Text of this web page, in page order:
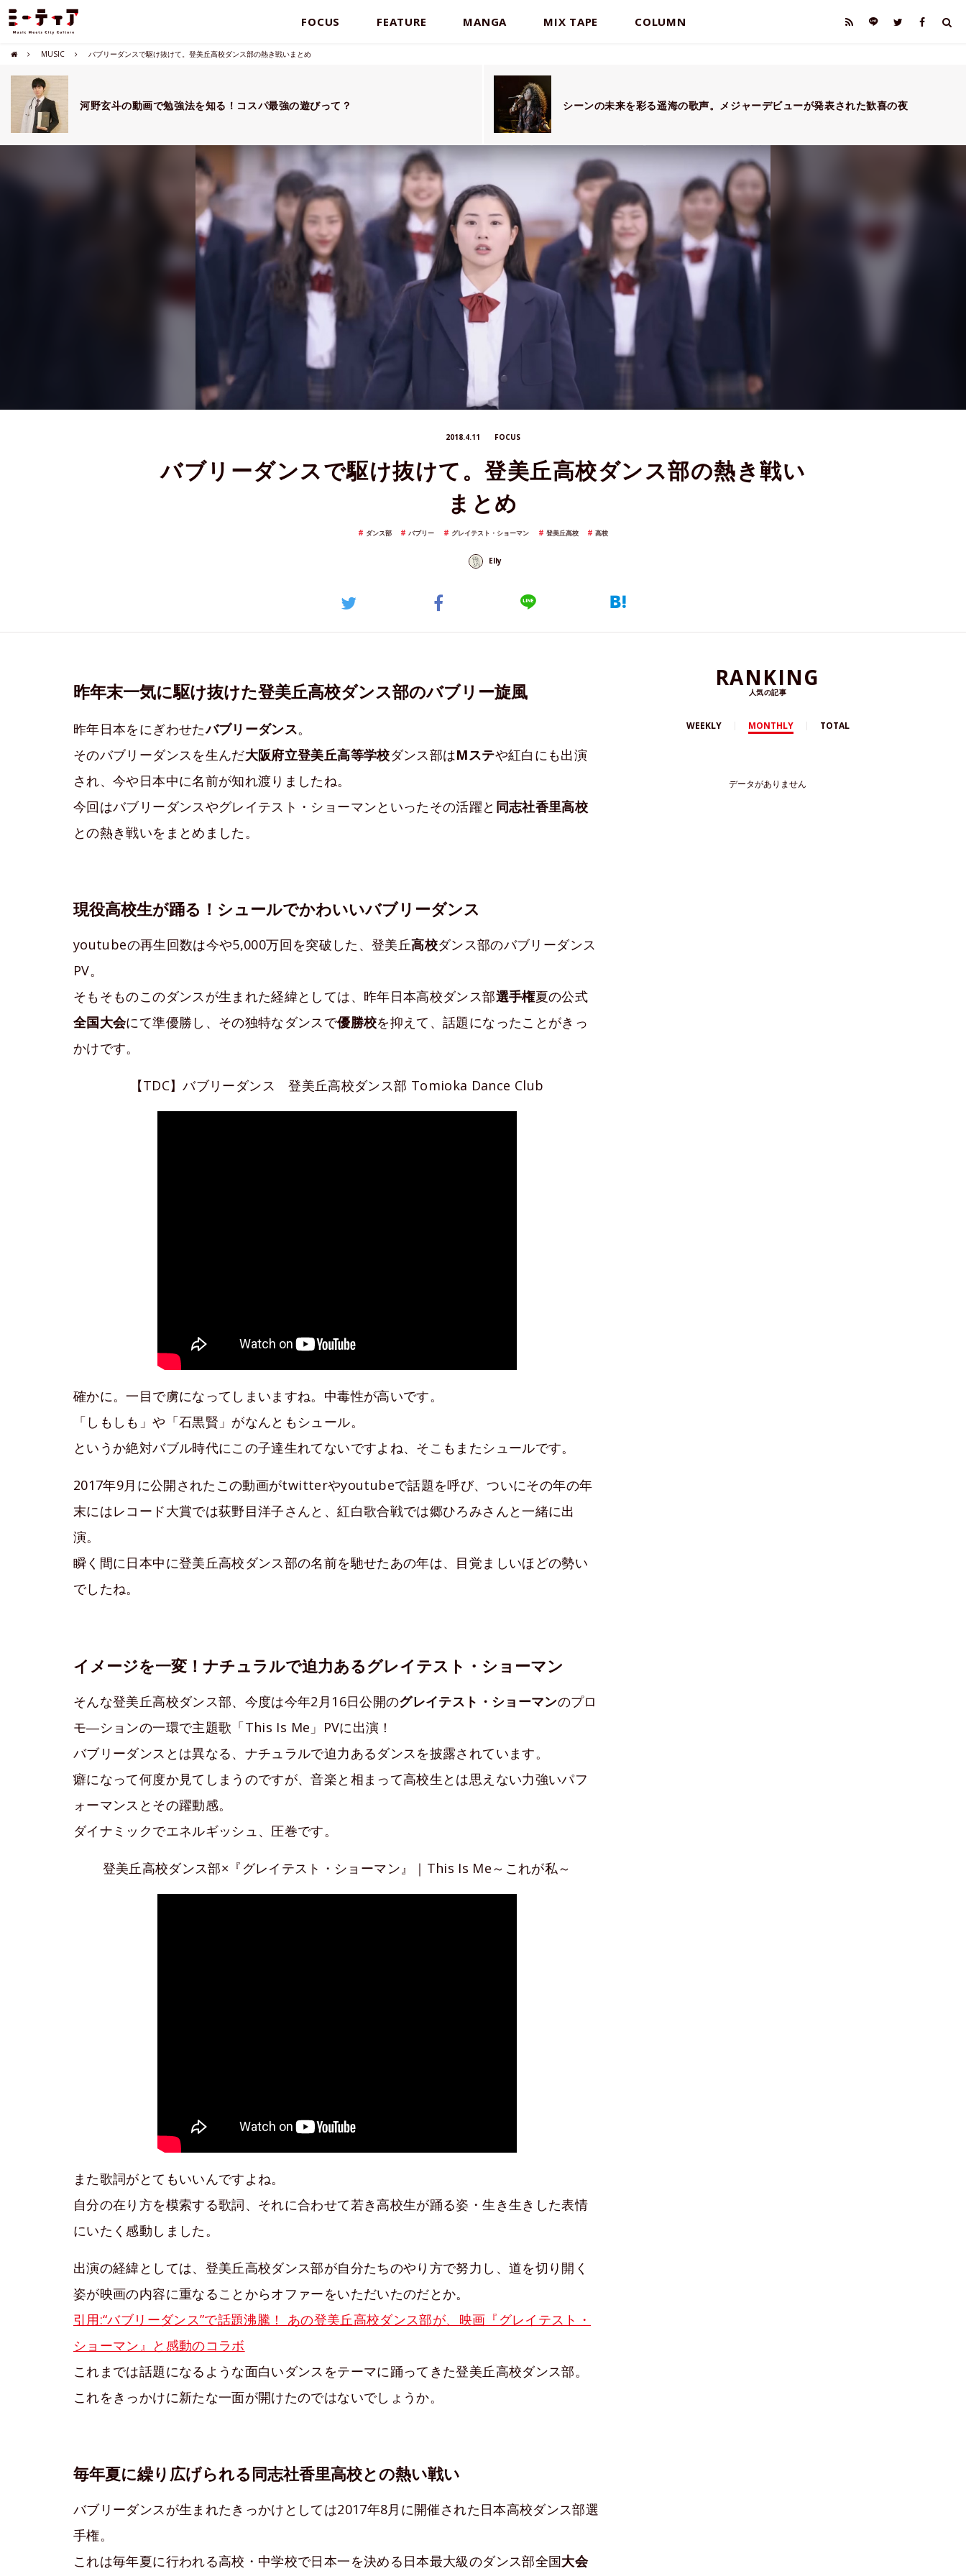
FOCUS FEATURE MANGA MIX TAPE COLUMN
MUSIC バブリーダンスで駆け抜けて。登美丘高校ダンス部の熱き戦いまとめ
河野玄斗の動画で勉強法を知る！コスパ最強の遊びって？ シーンの未来を彩る遥海の歌声。メジャーデビューが発表された歓喜の夜
2018.4.11 FOCUS
バブリーダンスで駆け抜けて。登美丘高校ダンス部の熱き戦い
まとめ
ダンス部 バブリー グレイテスト・ショーマン 登美丘高校 高校
Elly
昨年末一気に駆け抜けた登美丘高校ダンス部のバブリー旋風
昨年日本をにぎわせたバブリーダンス。
そのバブリーダンスを生んだ大阪府立登美丘高等学校ダンス部はMステや紅白にも出演
され、今や日本中に名前が知れ渡りましたね。
今回はバブリーダンスやグレイテスト・ショーマンといったその活躍と 同志社香里高校
との熱き戦いをまとめました。
現役高校生が踊る！シュールでかわいいバブリーダンス
youtubeの再生回数は今や5,000万回を突破した、登美丘高校ダンス部のバブリーダンス
PV。
そもそものこのダンスが生まれた経緯としては、昨年日本高校ダンス部選手権夏の公式
全国大会にて準優勝し、その独特なダンスで優勝校を抑えて、話題になったことがきっ
かけです。
【TDC】バブリーダンス 登美丘高校ダンス部 Tomioka Dance Club
確かに。一目で虜になってしまいますね。中毒性が高いです。
「しもしも」や「石黒賢」がなんともシュール。
というか絶対バブル時代にこの子達生れてないですよね、そこもまたシュールです。
2017年9月に公開されたこの動画がtwitterやyoutubeで話題を呼び、ついにその年の年
末にはレコード大賞では荻野目洋子さんと、紅白歌合戦では郷ひろみさんと一緒に出
演。
瞬く間に日本中に登美丘高校ダンス部の名前を馳せたあの年は、目覚ましいほどの勢い
でしたね。
イメージを一変！ナチュラルで迫力あるグレイテスト・ショーマン
そんな登美丘高校ダンス部、今度は今年2月16日公開のグレイテスト・ショーマンのプロ
モ―ションの一環で主題歌「This Is Me」PVに出演！
バブリーダンスとは異なる、ナチュラルで迫力あるダンスを披露されています。
癖になって何度か見てしまうのですが、音楽と相まって高校生とは思えない力強いパフ
ォーマンスとその躍動感。
ダイナミックでエネルギッシュ、圧巻です。
登美丘高校ダンス部×『グレイテスト・ショーマン』｜This Is Me～これが私～
また歌詞がとてもいいんですよね。
自分の在り方を模索する歌詞、それに合わせて若き高校生が踊る姿・生き生きした表情
にいたく感動しました。
出演の経緯としては、登美丘高校ダンス部が自分たちのやり方で努力し、道を切り開く
姿が映画の内容に重なることからオファーをいただいたのだとか。
引用:“バブリーダンス”で話題沸騰！ あの登美丘高校ダンス部が、映画『グレイテスト・
ショーマン』と感動のコラボ
これまでは話題になるような面白いダンスをテーマに踊ってきた登美丘高校ダンス部。
これをきっかけに新たな一面が開けたのではないでしょうか。
毎年夏に繰り広げられる同志社香里高校との熱い戦い
バブリーダンスが生まれたきっかけとしては2017年8月に開催された日本高校ダンス部選
手権。
これは毎年夏に行われる高校・中学校で日本一を決める日本最大級のダンス部全国大会
RANKING
人気の記事
WEEKLY MONTHLY TOTAL
データがありません